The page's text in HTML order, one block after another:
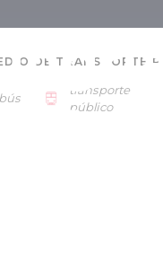
2
DE TRANSPORTE
transporte
público